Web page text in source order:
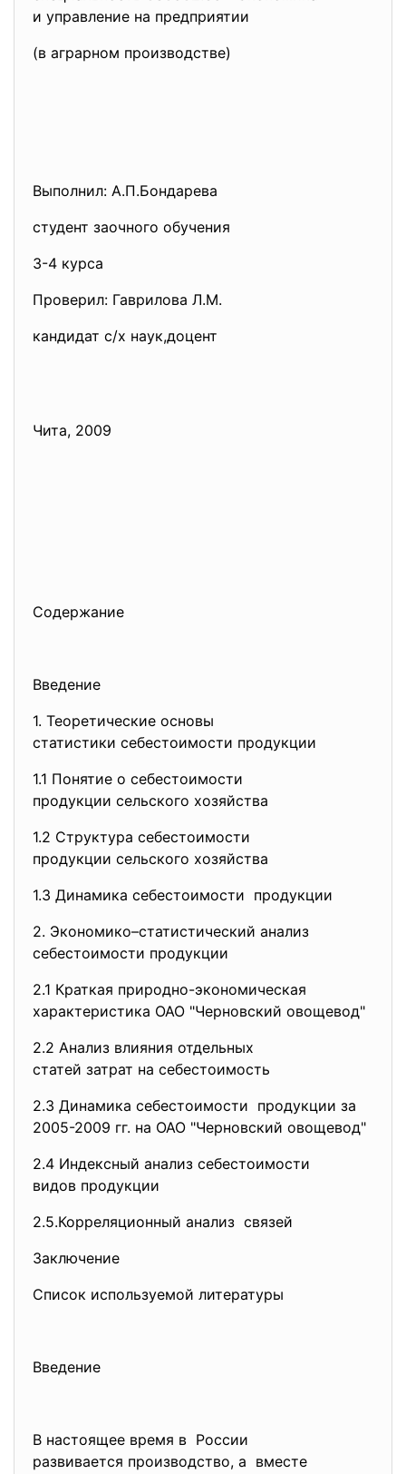
и управление на предприятии
(в аграрном производстве)
Выполнил: А.П.Бондарева
студент заочного обучения
3-4 курса
Проверил: Гаврилова Л.М.
кандидат с/х наук,доцент
Чита, 2009
Содержание
Введение
1. Теоретические основы
статистики себестоимости продукции
1.1 Понятие о себестоимости
продукции сельского хозяйства
1.2 Структура себестоимости
продукции сельского хозяйства
1.3 Динамика себестоимости продукции
2. Экономико–статистический анализ
себестоимости продукции
2.1 Краткая природно-экономическая
характеристика ОАО "Черновский овощевод"
2.2 Анализ влияния отдельных
статей затрат на себестоимость
2.3 Динамика себестоимости продукции за
2005-2009 гг. на ОАО "Черновский овощевод"
2.4 Индексный анализ себестоимости
видов продукции
2.5.Корреляционный анализ связей
Заключение
Список используемой литературы
Введение
В настоящее время в России
развивается производство, а вместе